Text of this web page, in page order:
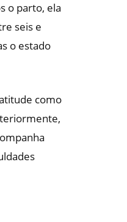
o parto, ela
seis e
o estado
como